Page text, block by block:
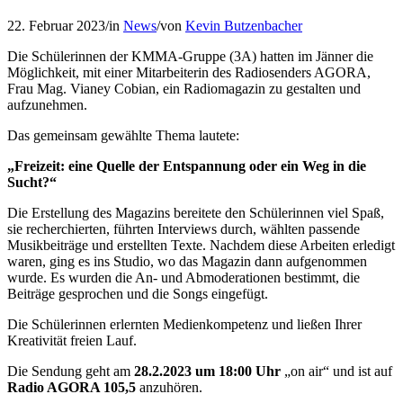
22. Februar 2023/in News/von Kevin Butzenbacher
Die Schülerinnen der KMMA-Gruppe (3A) hatten im Jänner die
Möglichkeit, mit einer Mitarbeiterin des Radiosenders AGORA,
Frau Mag. Vianey Cobian, ein Radiomagazin zu gestalten und
aufzunehmen.
Das gemeinsam gewählte Thema lautete:
„Freizeit: eine Quelle der Entspannung oder ein Weg in die
Sucht?“
Die Erstellung des Magazins bereitete den Schülerinnen viel Spaß,
sie recherchierten, führten Interviews durch, wählten passende
Musikbeiträge und erstellten Texte. Nachdem diese Arbeiten erledigt
waren, ging es ins Studio, wo das Magazin dann aufgenommen
wurde. Es wurden die An- und Abmoderationen bestimmt, die
Beiträge gesprochen und die Songs eingefügt.
Die Schülerinnen erlernten Medienkompetenz und ließen Ihrer
Kreativität freien Lauf.
Die Sendung geht am 28.2.2023 um 18:00 Uhr „on air“ und ist auf
Radio AGORA 105,5 anzuhören.